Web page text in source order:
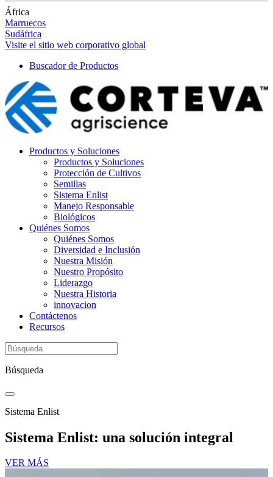
África
Marruecos
Sudáfrica
Visite el sitio web corporativo global
Buscador de Productos
Productos y Soluciones
Productos y Soluciones
Protección de Cultivos
Semillas
Sistema Enlist
Manejo Responsable
Biológicos
Quiénes Somos
Quiénes Somos
Diversidad e Inclusión
Nuestra Misión
Nuestro Propósito
Liderazgo
Nuestra Historia
innovacion
Contáctenos
Recursos
Búsqueda
Sistema Enlist
Sistema Enlist: una solución integral
VER MÁS